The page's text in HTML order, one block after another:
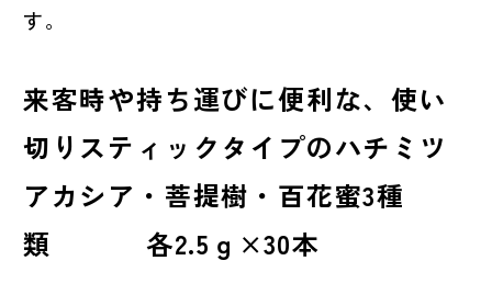
す。
来客時や持ち運びに便利な、使い
切りスティックタイプのハチミツ
アカシア・菩提樹・百花蜜3種
類 各2.5ｇ×30本